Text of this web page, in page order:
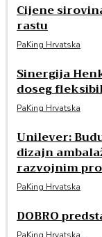
Cijene
rastu
PaKing Hrvatska
Sinergija
doseg
PaKing Hrvatska
Unilever:
dizajn
razvojnim
PaKing Hrvatska
DOBRO